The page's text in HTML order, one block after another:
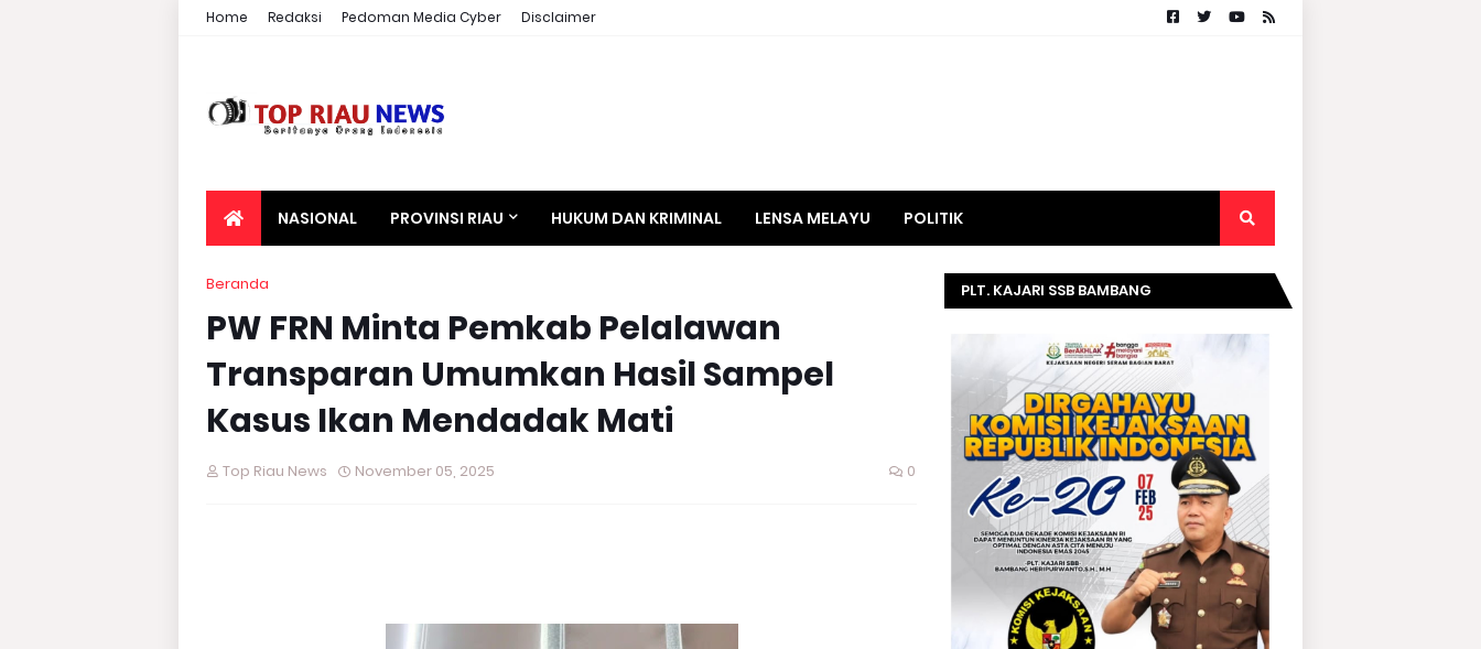
Home Redaksi Pedoman Media Cyber Disclaimer
NASIONAL PROVINSI RIAU HUKUM DAN KRIMINAL LENSA MELAYU POLITIK
Beranda
PW FRN Minta Pemkab Pelalawan
Transparan Umumkan Hasil Sampel
Kasus Ikan Mendadak Mati
Top Riau News November 05, 2025 0
PLT. KAJARI SSB BAMBANG
SELAMAT DIRGAHAYU KOMISI
KEJAKSAAN RI KE- 20 TAHUN.